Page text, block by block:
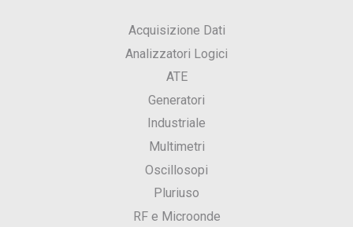
Acquisizione Dati
Analizzatori Logici
ATE
Generatori
Industriale
Multimetri
Oscillosopi
Pluriuso
RF e Microonde